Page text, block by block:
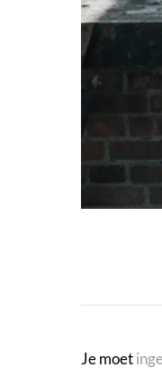
Je moet